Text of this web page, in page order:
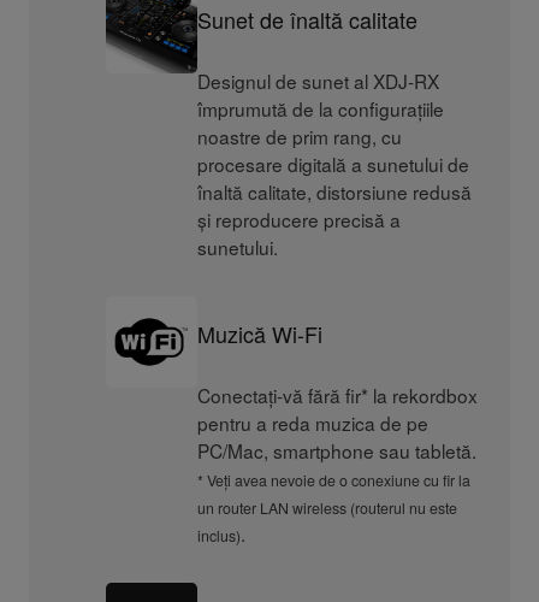
Sunet de înaltă calitate
Designul de sunet al XDJ-RX
împrumută de la configurațiile
noastre de prim rang, cu
procesare digitală a sunetului de
înaltă calitate, distorsiune redusă
și reproducere precisă a
sunetului.
Muzică Wi-Fi
Conectați-vă fără fir* la rekordbox
pentru a reda muzica de pe
PC/Mac, smartphone sau tabletă.
* Veți avea nevoie de o conexiune cu fir la
un router LAN wireless (routerul nu este
inclus).